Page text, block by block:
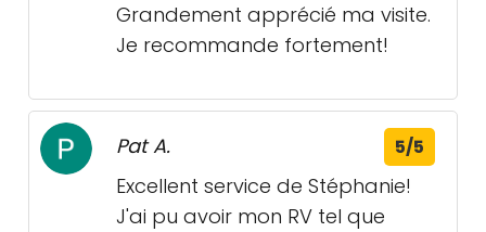
Grandement apprécié ma visite.
Je recommande fortement!
Pat A. 5/5
Excellent service de Stéphanie!
J'ai pu avoir mon RV tel que